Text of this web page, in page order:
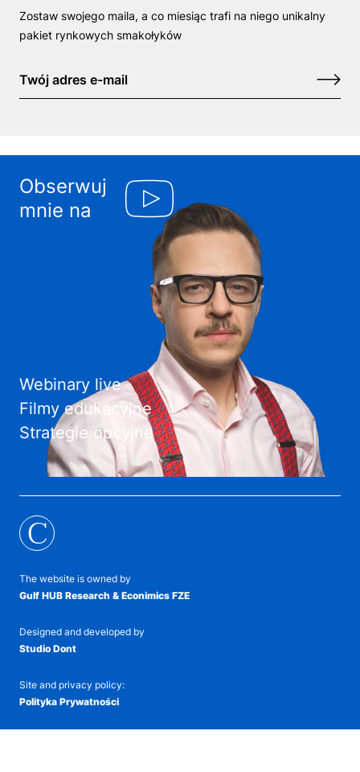
Zostaw swojego maila, a co miesiąc trafi na niego unikalny
pakiet rynkowych smakołyków
Obserwuj
mnie na
Webinary live
Filmy edukacyjne
Strategie opcyjne
C
The website is owned by
Gulf HUB Research & Econimics FZE
Designed and developed by
Studio Dont
Site and privacy policy:
Polityka Prywatności